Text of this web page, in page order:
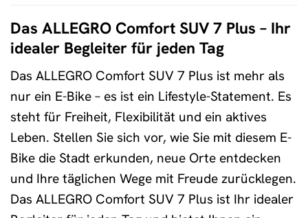
Das ALLEGRO Comfort SUV 7 Plus – Ihr
idealer Begleiter für jeden Tag
Das ALLEGRO Comfort SUV 7 Plus ist mehr als
nur ein E-Bike – es ist ein Lifestyle-Statement. Es
steht für Freiheit, Flexibilität und ein aktives
Leben. Stellen Sie sich vor, wie Sie mit diesem E-
Bike die Stadt erkunden, neue Orte entdecken
und Ihre täglichen Wege mit Freude zurücklegen.
Das ALLEGRO Comfort SUV 7 Plus ist Ihr idealer